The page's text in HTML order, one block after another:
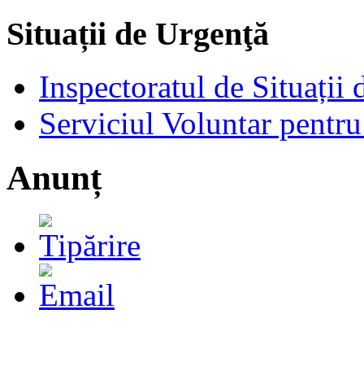
Situații de Urgenţă
Inspectoratul de Situații
Serviciul Voluntar
Anunț